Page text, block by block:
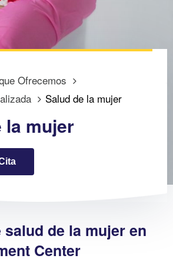
Ofrecemos
Salud de la mujer
la mujer
de la mujer en
Center